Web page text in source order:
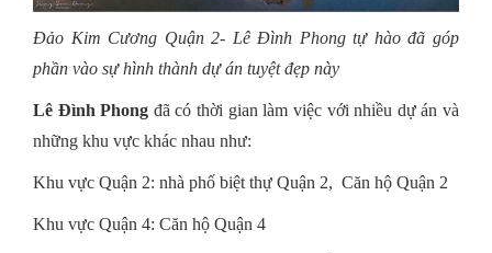
Đảo Kim Cương Quận 2- Lê Đình Phong tự hào đã góp
phần vào sự hình thành dự án tuyệt đẹp này
Lê Đình Phong đã có thời gian làm việc với nhiều dự án và
những khu vực khác nhau như:
Khu vực Quận 2: nhà phố biệt thự Quận 2, Căn hộ Quận 2
Khu vực Quận 4: Căn hộ Quận 4